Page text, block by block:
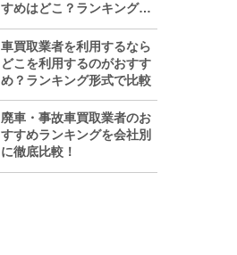
すめはどこ？ランキングで
車買取業者を利用するなら
どこを利用するのがおすす
め？ランキング形式で比較
廃車・事故車買取業者のお
すすめランキングを会社別
に徹底比較！